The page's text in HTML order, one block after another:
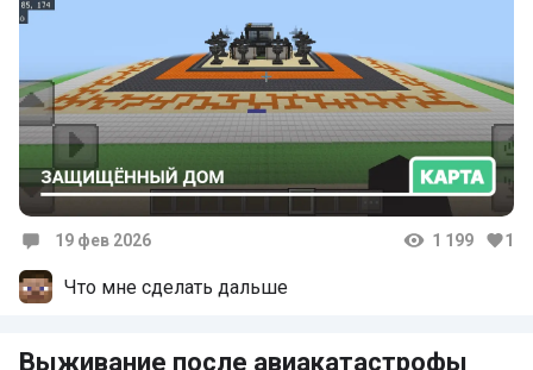
19 фев 2026 1 199 1
Что мне сделать дальше
Выживание после авиакатастрофы